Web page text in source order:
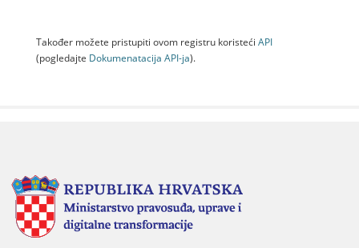
Također možete pristupiti ovom registru koristeći API
(pogledajte Dokumenаtаcijа API-jа).